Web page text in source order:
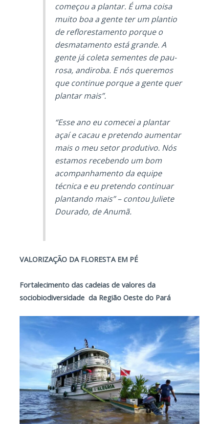
começou a plantar. É uma coisa
muito boa a gente ter um plantio
de reflorestamento porque o
desmatamento está grande. A
gente já coleta sementes de pau-
rosa, andiroba. E nós queremos
que continue porque a gente quer
plantar mais”.
“Esse ano eu comecei a plantar
açaí e cacau e pretendo aumentar
mais o meu setor produtivo. Nós
estamos recebendo um bom
acompanhamento da equipe
técnica e eu pretendo continuar
plantando mais” – contou Juliete
Dourado, de Anumã.
VALORIZAÇÃO DA FLORESTA EM PÉ
Fortalecimento das cadeias de valores da
sociobiodiversidade da Região Oeste do Pará